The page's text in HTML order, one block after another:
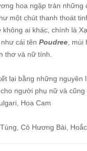
hoa ngập tràn
một chút thanh thoát
không ai khác, chính là
cái tên Poudree ,
thơ và nữ tính.
lại bằng những nguyên
người phụ nữ và
Hoa Cam
Cỏ Hương Bài,